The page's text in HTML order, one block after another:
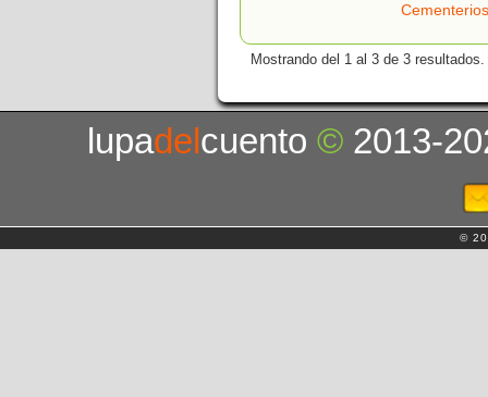
Cementerios
Mostrando del 1 al 3 de 3 resultados.
lupadelcuento© 2013-
©